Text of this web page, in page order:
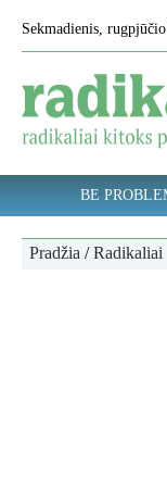
Sekmadienis,
BE
Pradžia /Radikaliai